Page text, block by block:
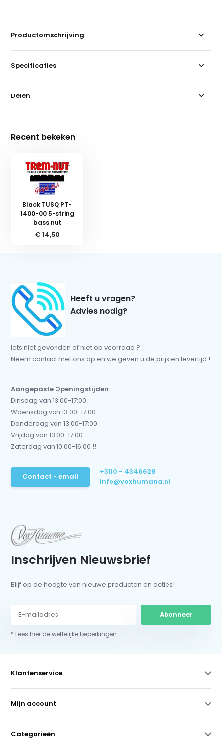
Productomschrijving
Specificaties
Delen
Recent bekeken
Black TUSQ PT-
1400-00 5-string
bass nut
€ 14,50
Heeft u vragen?
Advies nodig?
Iets niet gevonden of niet op voorraad ?
Neem contact met ons op en we geven u de prijs en levertijd !
Aangepaste Openingstijden
Dinsdag van 13:00-17:00.
Woensdag van 13:00-17:00.
Donderdag van 13:00-17:00.
Vrijdag van 13:00-17:00.
Zaterdag van 10:00-16:00 !!
Contact - email
+3110 - 4346628
info@voxhumana.nl
Inschrijven Nieuwsbrief
Blijf op de hoogte van nieuwe producten en acties!
Abonneer
* Lees hier de wettelijke beperkingen
Klantenservice
Mijn account
Categorieën